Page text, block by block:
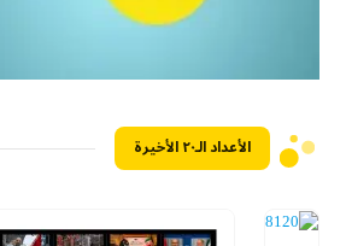
الأعداد الـ۲۰ الأخيرة